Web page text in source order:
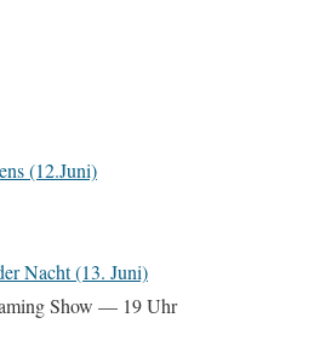
(12.Juni)
Nacht (13. Juni)
Show — 19 Uhr